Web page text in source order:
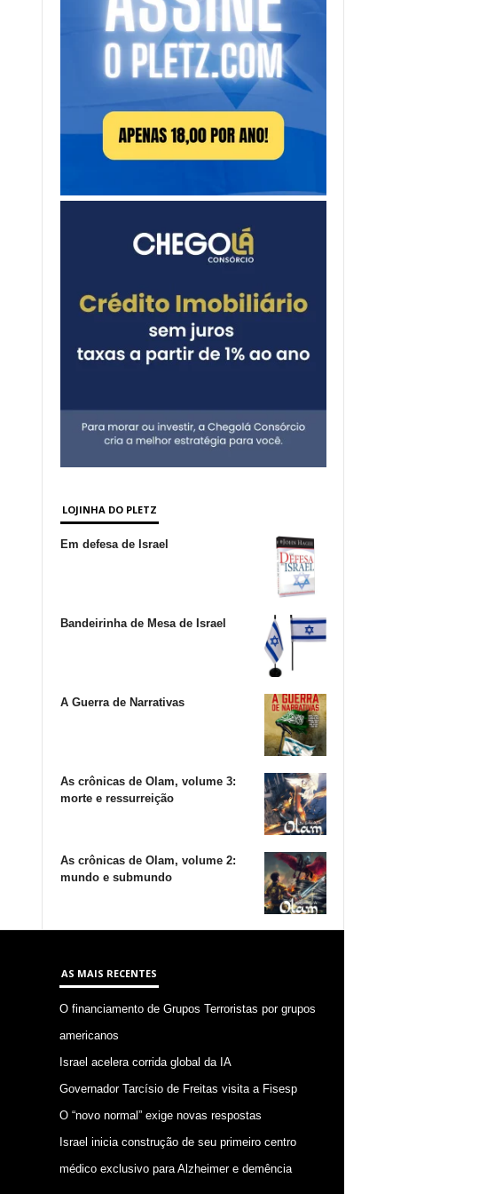
LOJINHA DO PLETZ
Em defesa de Israel
Bandeirinha de Mesa de Israel
A Guerra de Narrativas
As crônicas de Olam, volume 3:
morte e ressurreição
As crônicas de Olam, volume 2:
mundo e submundo
AS MAIS RECENTES
O financiamento de Grupos Terroristas por grupos
americanos
Israel acelera corrida global da IA
Governador Tarcísio de Freitas visita a Fisesp
O “novo normal” exige novas respostas
Israel inicia construção de seu primeiro centro
médico exclusivo para Alzheimer e demência